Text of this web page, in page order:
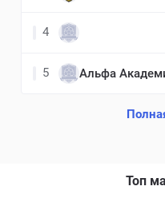
4
5 Альфа
Топ